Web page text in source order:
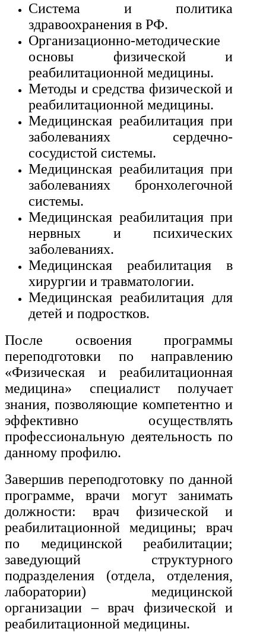
Система и политика
здравоохранения в РФ.
Организационно-методические
основы физической и
реабилитационной медицины.
Методы и средства физической и
реабилитационной медицины.
Медицинская реабилитация при
заболеваниях сердечно-
сосудистой системы.
Медицинская реабилитация при
заболеваниях бронхолегочной
системы.
Медицинская реабилитация при
нервных и психических
заболеваниях.
Медицинская реабилитация в
хирургии и травматологии.
Медицинская реабилитация для
детей и подростков.
После освоения программы
переподготовки по направлению
«Физическая и реабилитационная
медицина» специалист получает
знания, позволяющие компетентно и
эффективно осуществлять
профессиональную деятельность по
данному профилю.
Завершив переподготовку по данной
программе, врачи могут занимать
должности: врач физической и
реабилитационной медицины; врач
по медицинской реабилитации;
заведующий структурного
подразделения (отдела, отделения,
лаборатории) медицинской
организации – врач физической и
реабилитационной медицины.